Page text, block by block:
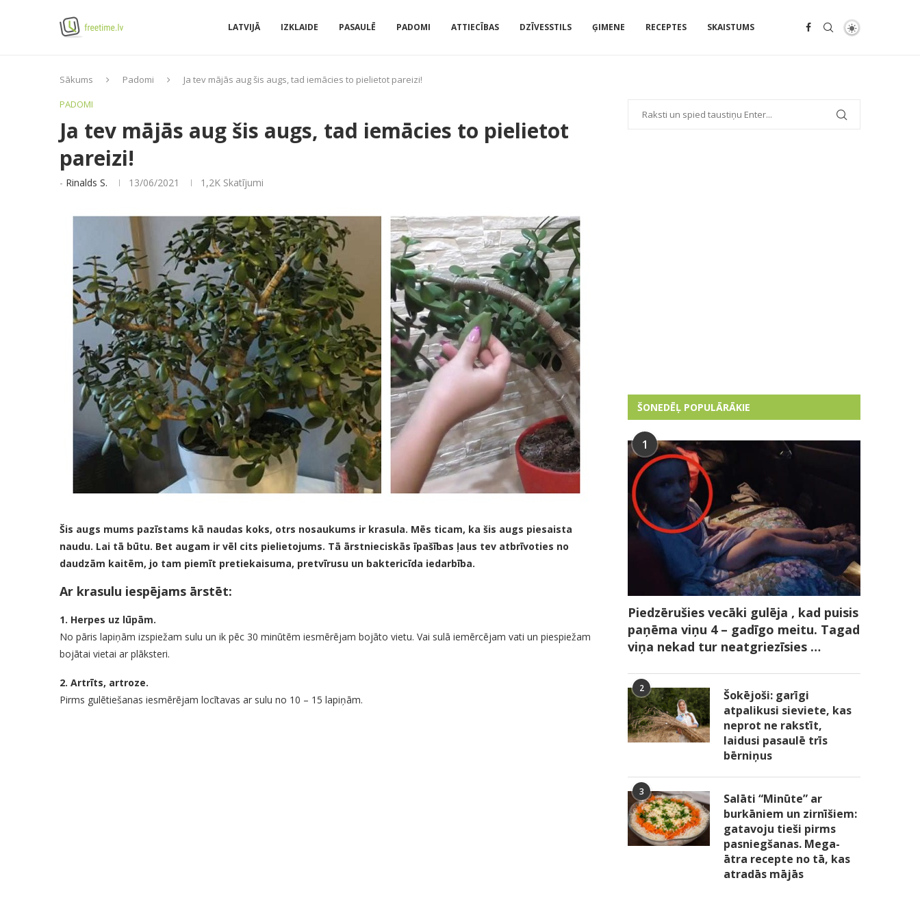
LATVIJĀ IZKLAIDE PASAULĒ PADOMI ATTIECĪBAS DZĪVESSTILS ĢIMENE RECEPTES SKAISTUMS
Sākums Padomi
Ja tev mājās aug šis augs, tad iemācies to pielietot pareizi!
PADOMI
Ja tev mājās aug šis augs, tad iemācies to pielietot
pareizi!
- Rinalds S. 13/06/2021 1,2K Skatījumi
Šis augs mums pazīstams kā naudas koks, otrs nosaukums ir krasula. Mēs ticam, ka šis augs piesaista
naudu. Lai tā būtu. Bet augam ir vēl cits pielietojums. Tā ārstnieciskās īpašības ļaus tev atbrīvoties no
daudzām kaitēm, jo tam piemīt pretiekaisuma, pretvīrusu un baktericīda iedarbība.
Ar krasulu iespējams ārstēt:
1. Herpes uz lūpām.
No pāris lapiņām izspiežam sulu un ik pēc 30 minūtēm iesmērējam bojāto vietu. Vai sulā iemērcējam vati un piespiežam
bojātai vietai ar plāksteri.
2. Artrīts, artroze.
Pirms gulētiešanas iesmērējam locītavas ar sulu no 10 – 15 lapiņām.
ŠONEDĒĻ POPULĀRĀKIE
1
Piedzērušies vecāki gulēja , kad puisis
paņēma viņu 4 – gadīgo meitu. Tagad
viņa nekad tur neatgriezīsies …
2
Šokējoši: garīgi
atpalikusi sieviete, kas
neprot ne rakstīt,
laidusi pasaulē trīs
bērniņus
3
Salāti “Minūte” ar
burkāniem un zirnīšiem:
gatavoju tieši pirms
pasniegšanas. Mega-
ātra recepte no tā, kas
atradās mājās